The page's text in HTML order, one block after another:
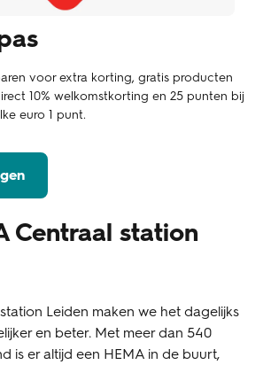
voor extra korting, gratis producten
10% welkomstkorting en 25 punten bij
euro 1 punt.
Centraal station
Leiden maken we het dagelijks
en beter. Met meer dan 540
is er altijd een HEMA in de buurt,